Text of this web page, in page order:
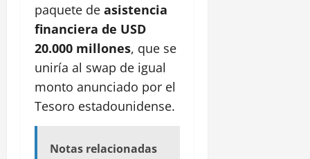
paquete de asistencia
financiera de USD
20.000 millones, que se
uniría al swap de igual
monto anunciado por el
Tesoro estadounidense.
Notas relacionadas